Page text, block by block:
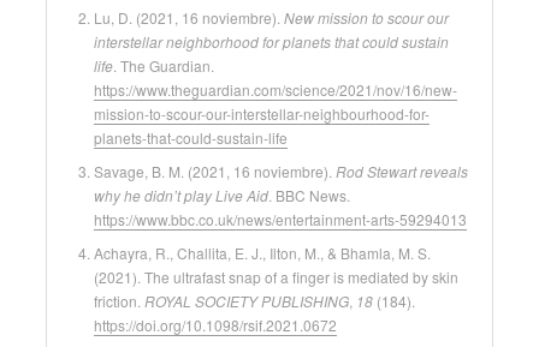
Lu, D. (2021, 16 noviembre).New mission to scour our
interstellar neighborhood for planets that could sustain
life. The Guardian.
https://www.theguardian.com/science/2021/nov/16/new-
mission-to-scour-our-interstellar-neighbourhood-for-
planets-that-could-sustain-life
Savage, B. M. (2021, 16 noviembre).Rod Stewart reveals
why he didn’t play Live Aid. BBC News.
https://www.bbc.co.uk/news/entertainment-arts-59294013
Achayra, R., Challita, E. J., Ilton, M., & Bhamla, M. S.
(2021). The ultrafast snap of a finger is mediated by skin
friction.ROYAL SOCIETY PUBLISHING, 18 (184).
https://doi.org/10.1098/rsif.2021.0672